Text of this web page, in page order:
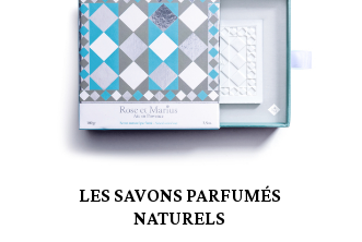
LES SAVONS PARFUMÉS
NATURELS